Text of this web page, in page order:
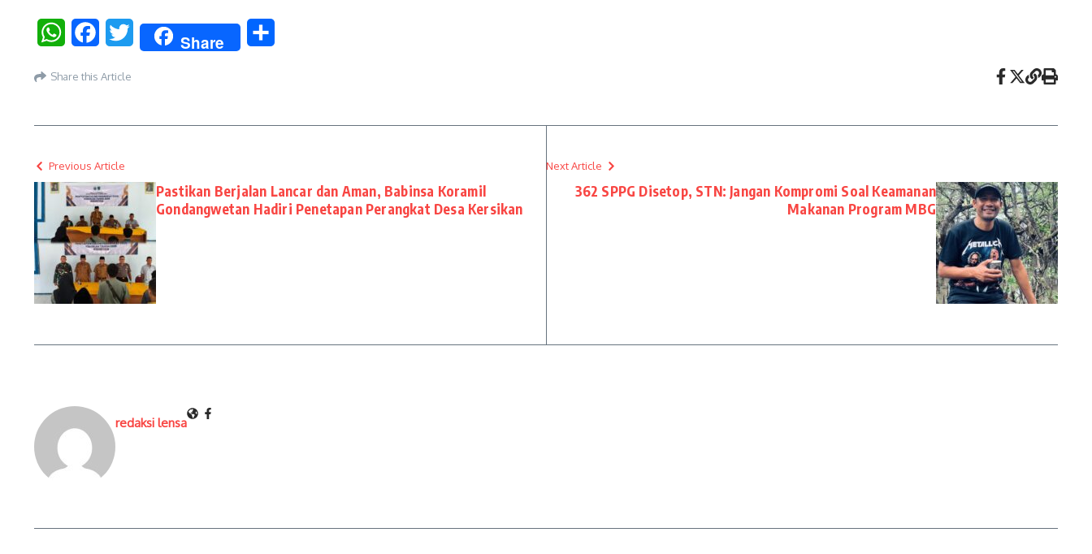
WhatsAppFacebookTwitter Share
Share this Article
Previous Article
Pastikan Berjalan Lancar dan Aman, Babinsa Koramil
Gondangwetan Hadiri Penetapan Perangkat Desa Kersikan
Next Article
362 SPPG Disetop, STN: Jangan Kompromi Soal Keamanan
Makanan Program MBG
redaksi lensa